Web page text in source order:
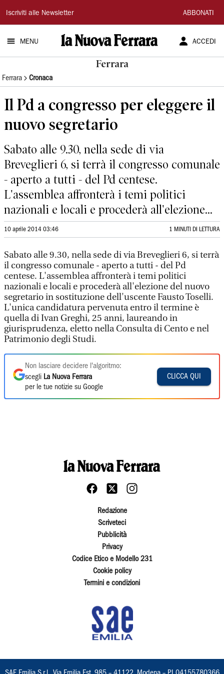
La
Nuova
Ferrara
Iscriviti alle Newsletter ABBONATI
MENU ACCEDI
Ferrara
Ferrara Cronaca
Il Pd a congresso per eleggere il
nuovo segretario
Sabato alle 9.30, nella sede di via
Breveglieri 6, si terrà il congresso comunale
- aperto a tutti - del Pd centese.
L'assemblea affronterà i temi politici
nazionali e locali e procederà all'elezione...
10 aprile 2014 03:46 1 MINUTI DI LETTURA
Sabato alle 9.30, nella sede di via Breveglieri 6, si terrà
il congresso comunale - aperto a tutti - del Pd
centese. L'assemblea affronterà i temi politici
nazionali e locali e procederà all'elezione del nuovo
segretario in sostituzione dell'uscente Fausto Toselli.
L'unica candidatura pervenuta entro il termine è
quella di Ivan Greghi, 25 anni, laureando in
giurisprudenza, eletto nella Consulta di Cento e nel
Patrimonio degli Studi.
Non lasciare decidere l'algoritmo:
scegli La Nuova Ferrara
per le tue notizie su Google
CLICCA QUI
Redazione
Scriveteci
Pubblicità
Privacy
Codice Etico e Modello 231
Cookie policy
Termini e condizioni